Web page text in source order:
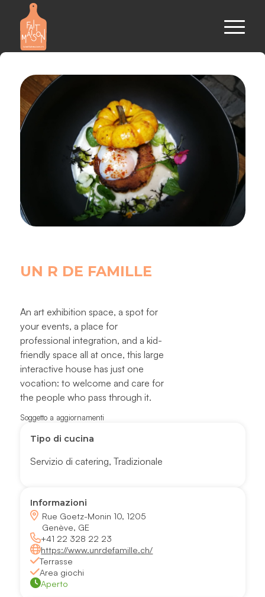
UN R DE FAMILLE
An art exhibition space, a spot for
your events, a place for
professional integration, and a kid-
friendly space all at once, this large
interactive house has just one
vocation: to welcome and care for
the people who pass through it.
Soggetto a aggiornamenti
Tipo di cucina
Servizio di catering,Tradizionale
Informazioni
Rue Goetz-Monin 10, 1205
Genève, GE
+41 22 328 22 23
https://www.unrdefamille.ch/
Terrasse
Area giochi
Aperto